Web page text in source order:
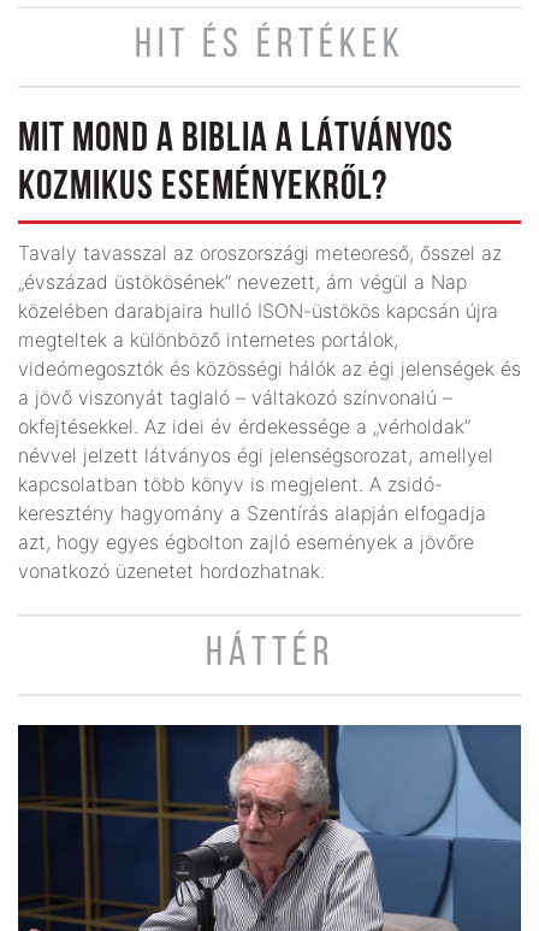
HIT ÉS ÉRTÉKEK
MIT MOND A BIBLIA A LÁTVÁNYOS
KOZMIKUS ESEMÉNYEKRŐL?
Tavaly tavasszal az oroszországi meteoreső, ősszel az
„évszázad üstökösének” nevezett, ám végül a Nap
közelében darabjaira hulló ISON-üstökös kapcsán újra
megteltek a különböző internetes portálok,
videómegosztók és közösségi hálók az égi jelenségek és
a jövő viszonyát taglaló – váltakozó színvonalú –
okfejtésekkel. Az idei év érdekessége a „vérholdak”
névvel jelzett látványos égi jelenségsorozat, amellyel
kapcsolatban több könyv is megjelent. A zsidó-
keresztény hagyomány a Szentírás alapján elfogadja
azt, hogy egyes égbolton zajló események a jövőre
vonatkozó üzenetet hordozhatnak.
HÁTTÉR